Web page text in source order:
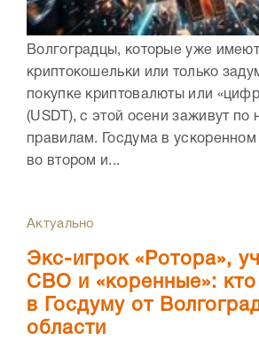
Волгоградцы, которые уже
криптокошельки или только
покупке криптовалюты или
(USDT), с этой осени заживут по
правилам. Госдума в
во втором и...
Актуально
Экс-игрок «Ротора»,
СВО и «коренные»:
в Госдуму от
области